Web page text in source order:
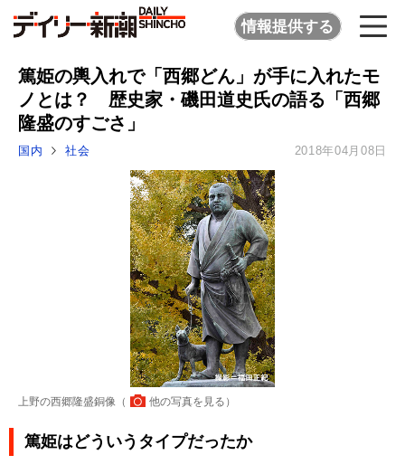
情報提供する
篤姫の輿入れで「西郷どん」が手に入れたモ
ノとは？ 歴史家・磯田道史氏の語る「西郷
隆盛のすごさ」
国内 社会 2018年04月08日
上野の西郷隆盛銅像（ 他の写真を見る ）
篤姫はどういうタイプだったか